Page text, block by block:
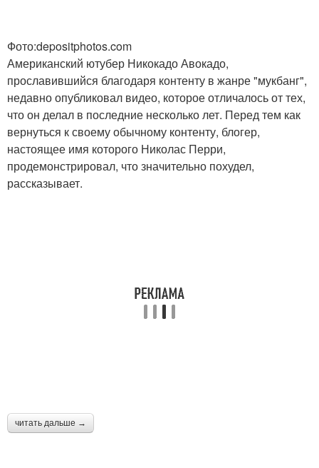
Фото:depositphotos.com
Американский ютубер Никокадо Авокадо,
прославившийся благодаря контенту в жанре "мукбанг",
недавно опубликовал видео, которое отличалось от тех,
что он делал в последние несколько лет. Перед тем как
вернуться к своему обычному контенту, блогер,
настоящее имя которого Николас Перри,
продемонстрировал, что значительно похудел,
рассказывает.
читать дальше →